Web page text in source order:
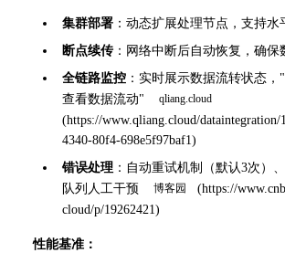
集群部署 ：动态扩展处理节点，支持水
断点续传 ：网络中断后自动恢复，确保
全链路监控 ：实时展示数据流转状态
查看数据流动"
(https://www.qliang.cloud/dataintegration/
4340-80f4-698e5f97baf1)
错误处理 ：自动重试机制（默认3次）
队列人工干预
(https://
cloud/p/19262421)
性能基准：